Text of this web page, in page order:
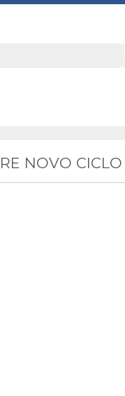
NOVO